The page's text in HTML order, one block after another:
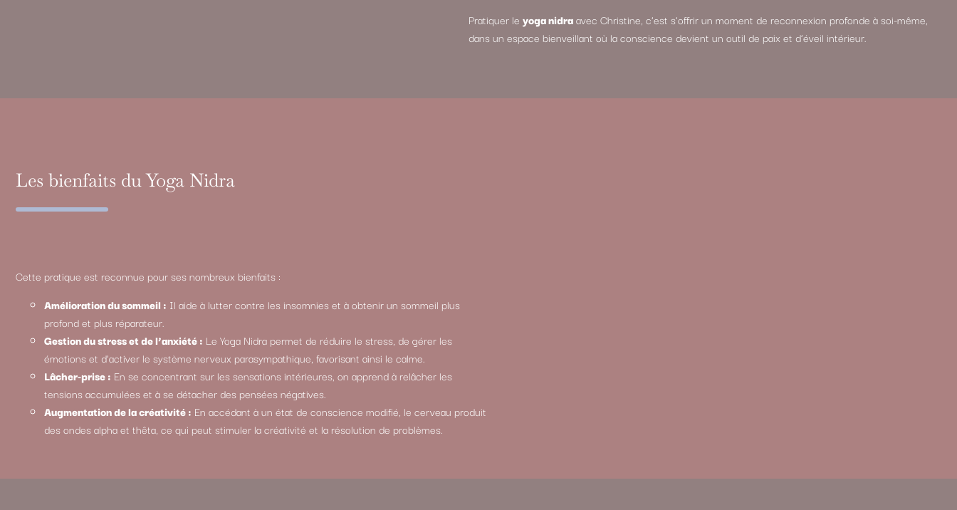
Pratiquer le yoga nidraavec Christine, c’est s’offrir un moment de reconnexion profonde à soi-même,
dans un espace bienveillant où la conscience devient un outil de paix et d’éveil intérieur.
Les bienfaits du Yoga Nidra
Cette pratique est reconnue pour ses nombreux bienfaits :
Amélioration du sommeil : Il aide à lutter contre les insomnies et à obtenir un sommeil plus
profond et plus réparateur.
Gestion du stress et de l’anxiété : Le Yoga Nidra permet de réduire le stress, de gérer les
émotions et d’activer le système nerveux parasympathique, favorisant ainsi le calme.
Lâcher-prise : En se concentrant sur les sensations intérieures, on apprend à relâcher les
tensions accumulées et à se détacher des pensées négatives.
Augmentation de la créativité : En accédant à un état de conscience modifié, le cerveau produit
des ondes alpha et thêta, ce qui peut stimuler la créativité et la résolution de problèmes.